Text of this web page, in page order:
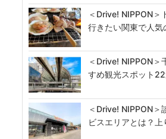
＜Drive! NIPPON＞
行きたい関東で人
＜Drive! NIPPON＞
すめ観光スポット
＜Drive! NIPPON＞
ビスエリアとは？